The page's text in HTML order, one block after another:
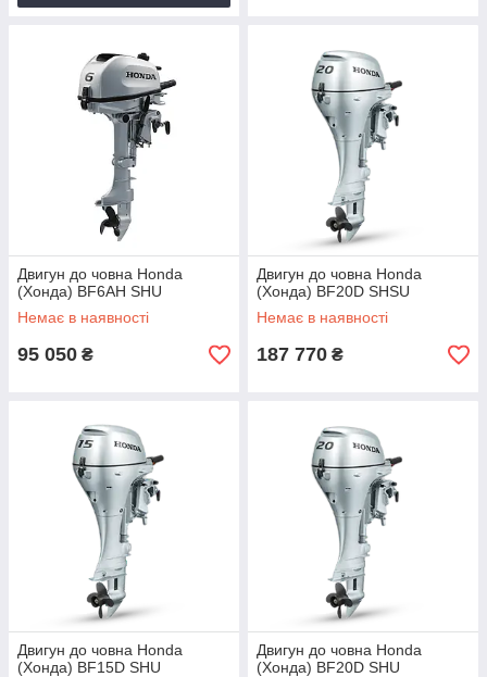
Двигун до човна Honda
(Хонда) BF6AH SHU
Немає в наявності
95 050 ₴
Двигун до човна Honda
(Хонда) BF20D SHSU
Немає в наявності
187 770 ₴
Двигун до човна Honda
(Хонда) BF15D SHU
Двигун до човна Honda
(Хонда) BF20D SHU